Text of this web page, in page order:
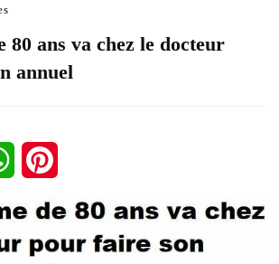
80 ans va chez le docteur
annuel